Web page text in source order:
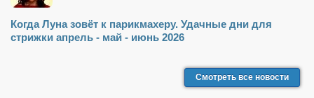
Когда Луна зовёт к парикмахеру. Удачные дни для
стрижки апрель - май - июнь 2026
Смотреть все новости